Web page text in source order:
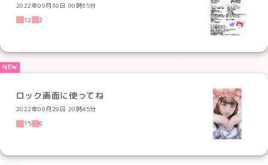
2022年09月30日 00時35分
12
2
ロック画面に使ってね
2022年09月29日 20時45分
15
6